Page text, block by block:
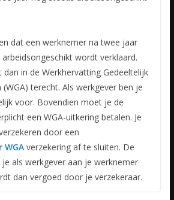
dat een werknemer na twee jaar
wordt verklaard.
dan in de Werkhervatting Gedeeltelijk
terecht. Als werkgever ben je
voor. Bovendien moet je de
een WGA-uitkering betalen. Je
door een
WGAverzekering af te sluiten. De
je als werkgever aan je werknemer
dan vergoed door je verzekeraar.